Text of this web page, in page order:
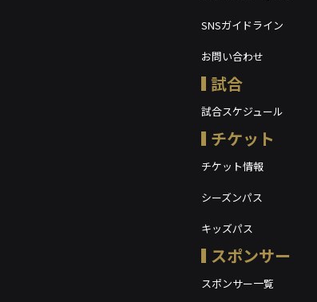
SNSガイドライン
お問い合わせ
試合
試合スケジュール
チケット
チケット情報
シーズンパス
キッズパス
スポンサー
スポンサー一覧